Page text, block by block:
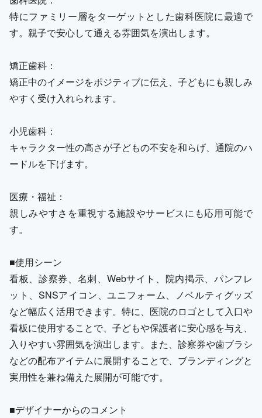
特にファミリー層をターゲットとした歯科医院に最適で
す。親子で安心して通える雰囲気を演出します。
矯正歯科：
矯正中のイメージをポジティブに伝え、子どもにも親しみ
やすく受け入れられます。
小児歯科：
キャラクター性の高さが子どもの不安を和らげ、通院のハ
ードルを下げます。
医療・福祉：
親しみやすさを重視する施設やサービスにも応用可能で
す。
■使用シーン
看板、診察券、名刺、Webサイト、院内掲示、パンフレ
ット、SNSアイコン、ユニフォーム、ノベルティグッズ
など幅広く活用できます。特に、医院のロゴとして入口や
看板に使用することで、子どもや保護者に安心感を与え、
入りやすい雰囲気を演出します。また、診察券や歯ブラシ
などの配布アイテムに展開することで、ブランディングと
実用性を兼ね備えた展開が可能です。
■デザイナーからのコメント